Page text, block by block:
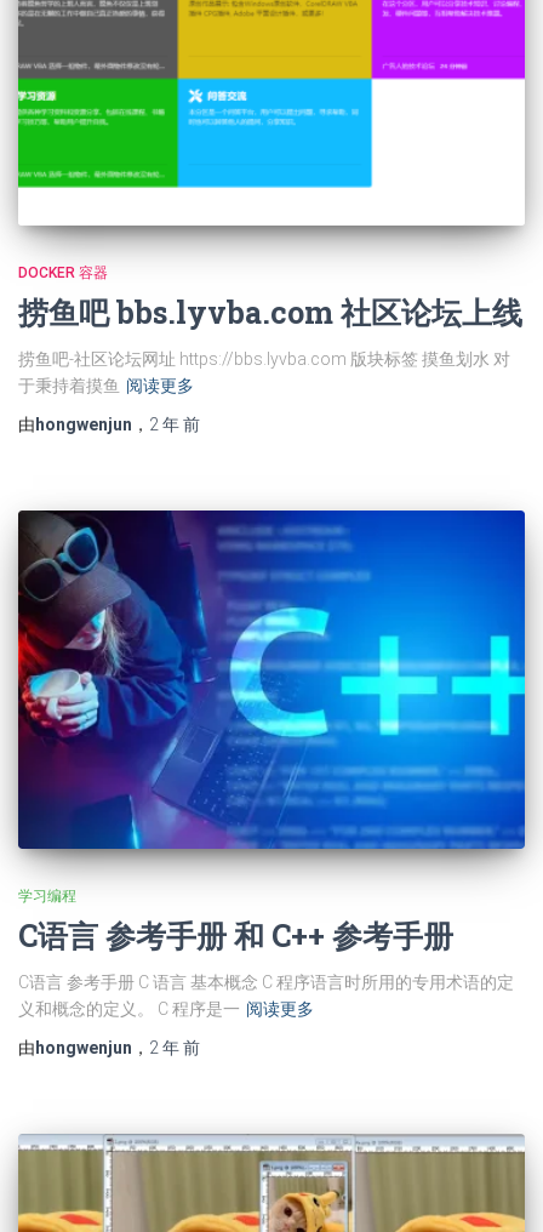
DOCKER 容器
捞鱼吧 bbs.lyvba.com 社区论坛上线
捞鱼吧-社区论坛网址 https://bbs.lyvba.com 版块标签 摸鱼划水 对
于秉持着摸鱼 阅读更多
由 hongwenjun ， 2 年前
学习编程
C语言 参考手册 和 C++ 参考手册
C语言 参考手册 C 语言 基本概念 C 程序语言时所用的专用术语的定
义和概念的定义。 C 程序是一 阅读更多
由 hongwenjun ， 2 年前